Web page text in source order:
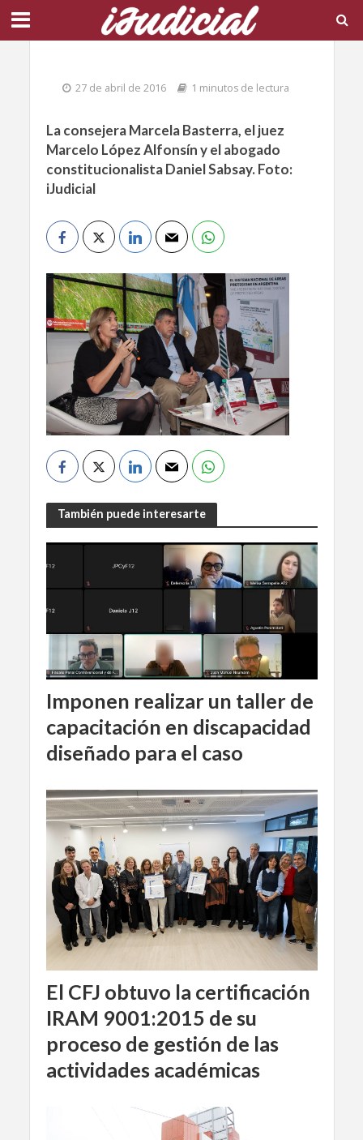
27 de abril de 2016 1 minutos de lectura
La consejera Marcela Basterra, el juez
Marcelo López Alfonsín y el abogado
constitucionalista Daniel Sabsay. Foto:
iJudicial
También puede interesarte
Imponen realizar un taller de
capacitación en discapacidad
diseñado para el caso
El CFJ obtuvo la certificación
IRAM 9001:2015 de su
proceso de gestión de las
actividades académicas